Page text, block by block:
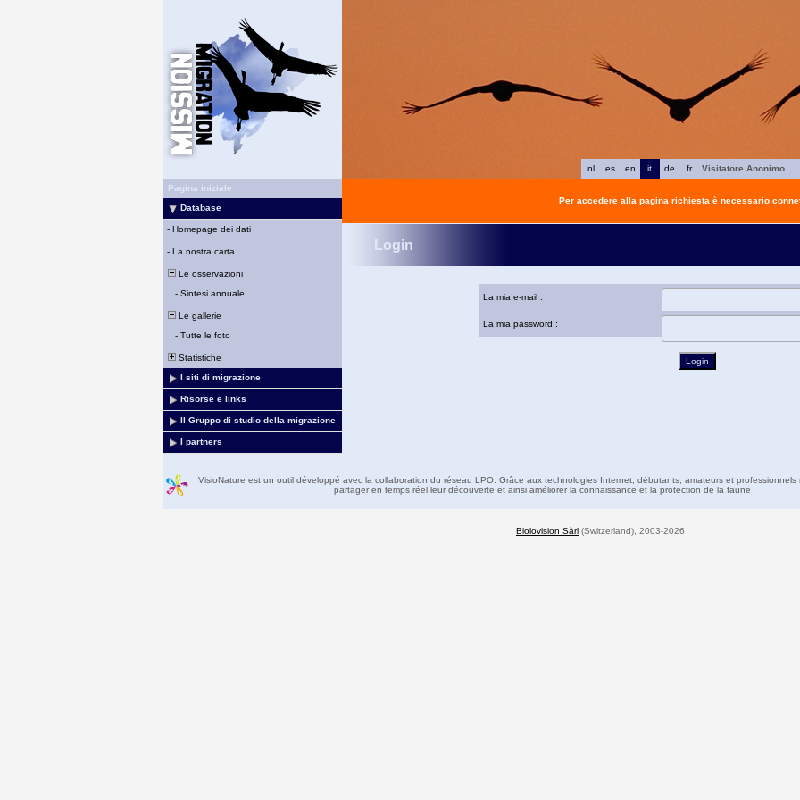
fr
de
it
en
es
nl
Visitatore Anonimo
Pagina iniziale
Database
- Homepage dei dati
- La nostra carta
Le osservazioni
- Sintesi annuale
Le gallerie
- Tutte le foto
Statistiche
I siti di migrazione
Risorse e links
Il Gruppo di studio della migrazione
I partners
Per accedere alla pagina richiesta è necessario
Login
La mia e-mail :
La mia password :
VisioNature est un outil développé avec la collaboration du réseau LPO. Grâce aux technologies Internet, débutants, amateurs et professionnels
partager en temps réel leur découverte et ainsi améliorer la connaissance et la protection de la faune
Biolovision Sàrl (Switzerland), 2003-2026